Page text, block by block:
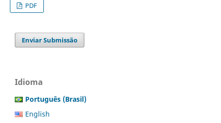
PDF
Enviar Submissão
Idioma
Português (Brasil)
English